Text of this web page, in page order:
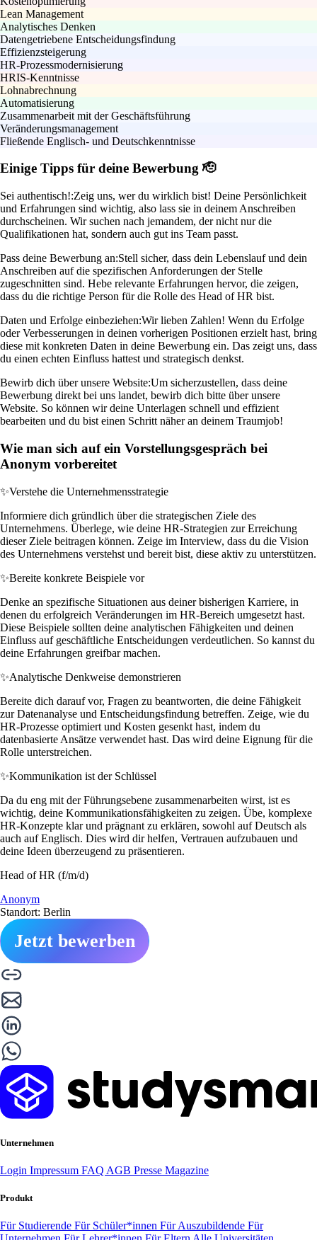
Lean Management
Analytisches Denken
Datengetriebene Entscheidungsfindung
Effizienzsteigerung
HR-Prozessmodernisierung
HRIS-Kenntnisse
Lohnabrechnung
Automatisierung
Zusammenarbeit mit der Geschäftsführung
Veränderungsmanagement
Fließende Englisch- und Deutschkenntnisse
Einige Tipps für deine Bewerbung 🫡
Sei authentisch!:Zeig uns, wer du wirklich bist! Deine Persönlichkeit
und Erfahrungen sind wichtig, also lass sie in deinem Anschreiben
durchscheinen. Wir suchen nach jemandem, der nicht nur die
Qualifikationen hat, sondern auch gut ins Team passt.
Pass deine Bewerbung an:Stell sicher, dass dein Lebenslauf und dein
Anschreiben auf die spezifischen Anforderungen der Stelle
zugeschnitten sind. Hebe relevante Erfahrungen hervor, die zeigen,
dass du die richtige Person für die Rolle des Head of HR bist.
Daten und Erfolge einbeziehen:Wir lieben Zahlen! Wenn du Erfolge
oder Verbesserungen in deinen vorherigen Positionen erzielt hast, bring
diese mit konkreten Daten in deine Bewerbung ein. Das zeigt uns, dass
du einen echten Einfluss hattest und strategisch denkst.
Bewirb dich über unsere Website:Um sicherzustellen, dass deine
Bewerbung direkt bei uns landet, bewirb dich bitte über unsere
Website. So können wir deine Unterlagen schnell und effizient
bearbeiten und du bist einen Schritt näher an deinem Traumjob!
Wie man sich auf ein Vorstellungsgespräch bei
Anonym vorbereitet
✨Verstehe die Unternehmensstrategie
Informiere dich gründlich über die strategischen Ziele des
Unternehmens. Überlege, wie deine HR-Strategien zur Erreichung
dieser Ziele beitragen können. Zeige im Interview, dass du die Vision
des Unternehmens verstehst und bereit bist, diese aktiv zu unterstützen.
✨Bereite konkrete Beispiele vor
Denke an spezifische Situationen aus deiner bisherigen Karriere, in
denen du erfolgreich Veränderungen im HR-Bereich umgesetzt hast.
Diese Beispiele sollten deine analytischen Fähigkeiten und deinen
Einfluss auf geschäftliche Entscheidungen verdeutlichen. So kannst du
deine Erfahrungen greifbar machen.
✨Analytische Denkweise demonstrieren
Bereite dich darauf vor, Fragen zu beantworten, die deine Fähigkeit
zur Datenanalyse und Entscheidungsfindung betreffen. Zeige, wie du
HR-Prozesse optimiert und Kosten gesenkt hast, indem du
datenbasierte Ansätze verwendet hast. Das wird deine Eignung für die
Rolle unterstreichen.
✨Kommunikation ist der Schlüssel
Da du eng mit der Führungsebene zusammenarbeiten wirst, ist es
wichtig, deine Kommunikationsfähigkeiten zu zeigen. Übe, komplexe
HR-Konzepte klar und prägnant zu erklären, sowohl auf Deutsch als
auch auf Englisch. Dies wird dir helfen, Vertrauen aufzubauen und
deine Ideen überzeugend zu präsentieren.
Head of HR (f/m/d)
Anonym
Standort: Berlin
Jetzt bewerben
Unternehmen
Login Impressum FAQ AGB Presse Magazine
Produkt
Für Studierende Für Schüler*innen Für Auszubildende Für